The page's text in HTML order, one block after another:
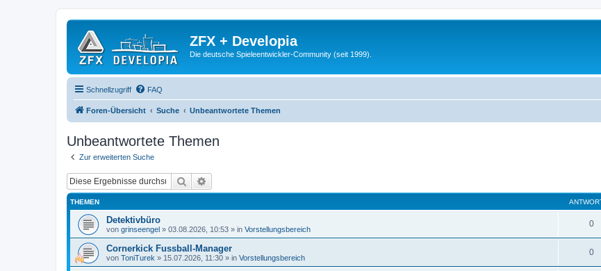
ZFX + Developia
Die deutsche Spieleentwickler-Community (seit 1999).
Schnellzugriff FAQ
Foren-Übersicht Suche Unbeantwortete Themen
Unbeantwortete Themen
Zur erweiterten Suche
Suche
THEMEN
Detektivbüro
von grinseengel » 03.08.2026, 10:53 » in Vorstellungsbereich
0
Cornerkick Fussball-Manager
von ToniTurek » 15.07.2026, 11:30 » in Vorstellungsbereich
0